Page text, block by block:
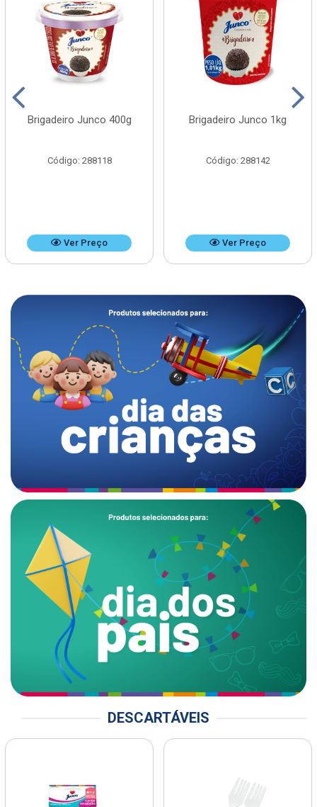
Brigadeiro Junco 400g
Código: 288118
Ver Preço
Brigadeiro Junco 1kg
Código: 288142
Ver Preço
DESCARTÁVEIS